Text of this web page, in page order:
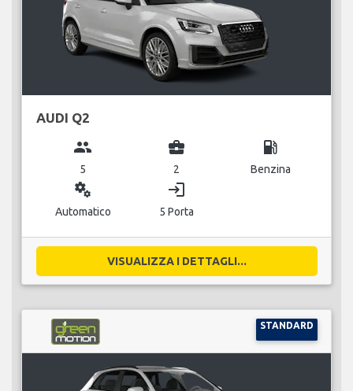
AUDI Q2
group
5
business_center
2
local_gas_station
Benzina
miscellaneous_services
Automatico
login
5 Porta
VISUALIZZA I DETTAGLI...
STANDARD